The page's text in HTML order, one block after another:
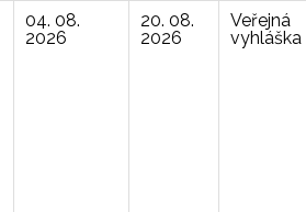
04. 08.
2026
20. 08.
2026
Veřejná
vyhláška